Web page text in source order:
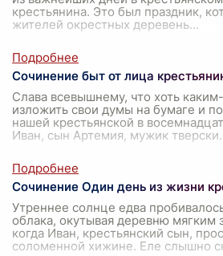
крестьянина. Это был праздник,
жителей окрестных деревень...
Сочинение быт от лица
Слава всевышнему, что хоть
изложить свои думы на бумаге и
нашей крестьянской в
Иван, сын Артемия, мужик тверски
Сочинение Один день из жизни
Утреннее солнце едва
облака, окутывая деревню мягким
когда Иван, крестьянский сын,
соломенной хижине. Еле слышно